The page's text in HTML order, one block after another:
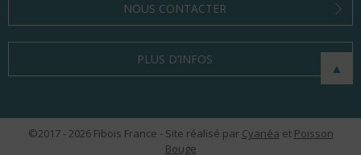
NOUS CONTACTER
PLUS D’INFOS
©2017 - 2026Fibois France - Site réalisé par Cyanéa et Poisson
Bouge
▲